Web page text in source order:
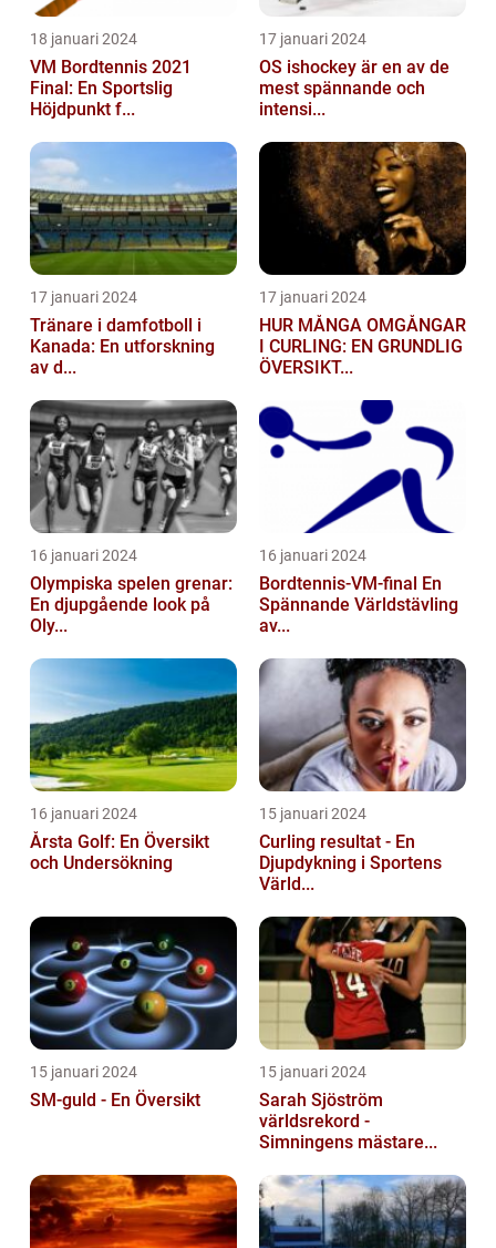
18 januari 2024
VM Bordtennis 2021
Final: En Sportslig
Höjdpunkt f...
17 januari 2024
OS ishockey är en av de
mest spännande och
intensi...
17 januari 2024
Tränare i damfotboll i
Kanada: En utforskning
av d...
17 januari 2024
HUR MÅNGA OMGÅNGAR
I CURLING: EN GRUNDLIG
ÖVERSIKT...
16 januari 2024
Olympiska spelen grenar:
En djupgående look på
Oly...
16 januari 2024
Bordtennis-VM-final En
Spännande Världstävling
av...
16 januari 2024
Årsta Golf: En Översikt
och Undersökning
15 januari 2024
Curling resultat - En
Djupdykning i Sportens
Värld...
15 januari 2024
SM-guld - En Översikt
15 januari 2024
Sarah Sjöström
världsrekord -
Simningens mästare...